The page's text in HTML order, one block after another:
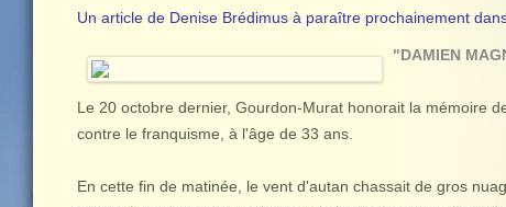
Un article de Denise Brédimus à paraître prochainement
"DAMIEN
Le 20 octobre dernier, Gourdon-Murat honorait la mémoire
contre le franquisme, à l'âge de 33 ans.
En cette fin de matinée, le vent d'autan chassait de gros